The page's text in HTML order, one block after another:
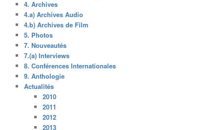
4. Archives
4.a) Archives Audio
4.b) Archives de Film
5. Photos
7. Nouveautés
7.(a) Interviews
8. Conférences Internationales
9. Anthologie
Actualités
2010
2011
2012
2013